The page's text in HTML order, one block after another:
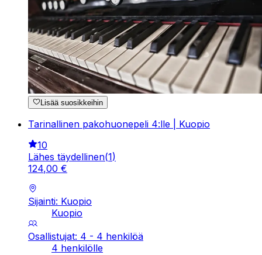
Lisää suosikkeihin
Tarinallinen pakohuonepeli 4:lle | Kuopio
10
Lähes täydellinen(1)
124,00 €
Sijainti: Kuopio
Kuopio
Osallistujat: 4 - 4 henkilöä
4 henkilölle